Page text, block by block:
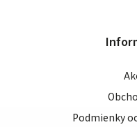
Podmienky